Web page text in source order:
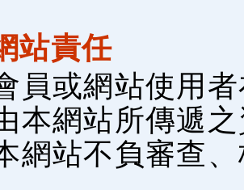
站責任
員或網站使用
本網站所傳遞
網站不負審查